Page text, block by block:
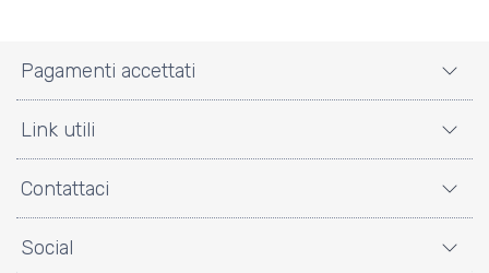
Pagamenti accettati
Link utili
Contattaci
Social